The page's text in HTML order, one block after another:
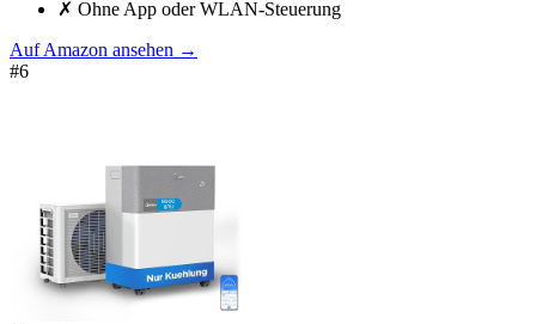
✗ Ohne App oder WLAN-Steuerung
Auf Amazon ansehen →
#6